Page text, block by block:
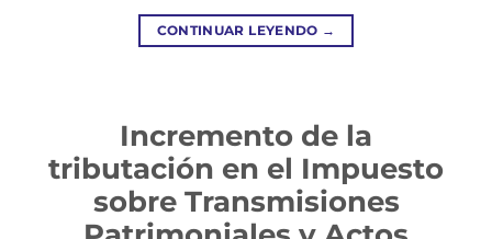
CONTINUAR LEYENDO →
Incremento de la
tributación en el Impuesto
sobre Transmisiones